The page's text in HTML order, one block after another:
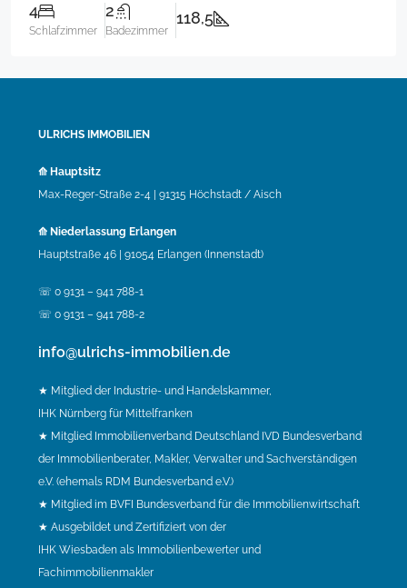
4
Schlafzimmer
2
Badezimmer
118,5
ULRICHS IMMOBILIEN
⟰ Hauptsitz
Max-Reger-Straße 2-4 | 91315 Höchstadt / Aisch
⟰ Niederlassung Erlangen
Hauptstraße 46 | 91054 Erlangen (Innenstadt)
☏ 0 9131 – 941 788-1
☏ 0 9131 – 941 788-2
info@ulrichs-immobilien.de
★ Mitglied der Industrie- und Handelskammer,
IHK Nürnberg für Mittelfranken
★ Mitglied Immobilienverband Deutschland IVD Bundesverband
der Immobilienberater, Makler, Verwalter und Sachverständigen
e.V. (ehemals RDM Bundesverband e.V.)
★ Mitglied im BVFI Bundesverband für die Immobilienwirtschaft
★ Ausgebildet und Zertifiziert von der
IHK Wiesbaden als Immobilienbewerter und
Fachimmobilienmakler